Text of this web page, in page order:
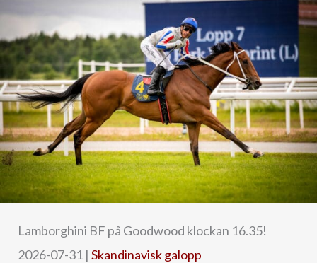
Lamborghini BF på Goodwood klockan 16.35!
2026-07-31 | Skandinavisk galopp